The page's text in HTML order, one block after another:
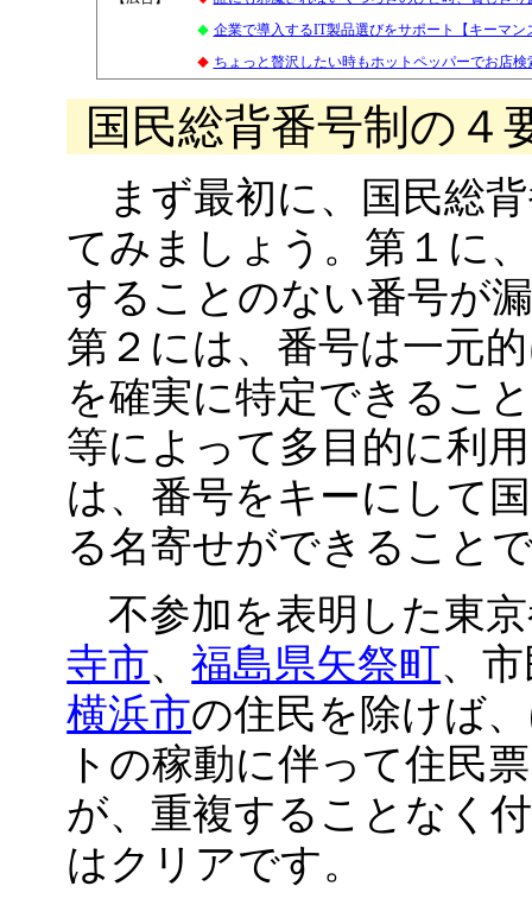
◆ 企業で導入するIT製品選びをサポート【キーマン
◆ ちょっと贅沢したい時もホットペッパーでお店
国民総背番号制の４
まず最初に、国民総
てみましょう。第１に
することのない番号が
第２には、番号は一元
を確実に特定できるこ
等によって多目的に利
は、番号をキーにして
る名寄せができること
不参加を表明した東
寺市、福島県矢祭町、
横浜市の住民を除けば
トの稼動に伴って住民
が、重複することなく
はクリアです。